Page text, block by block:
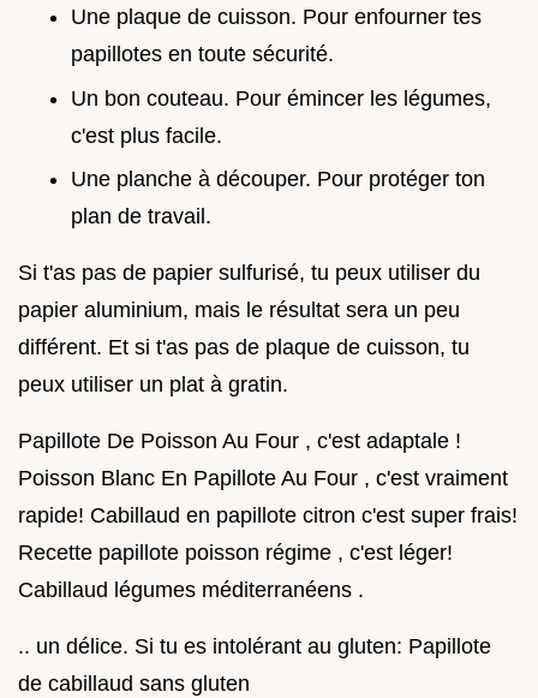
Une plaque de cuisson. Pour enfourner tes
papillotes en toute sécurité.
Un bon couteau. Pour émincer les légumes,
c'est plus facile.
Une planche à découper. Pour protéger ton
plan de travail.
Si t'as pas de papier sulfurisé, tu peux utiliser du
papier aluminium, mais le résultat sera un peu
différent. Et si t'as pas de plaque de cuisson, tu
peux utiliser un plat à gratin.
Papillote De Poisson Au Four , c'est adaptale !
Poisson Blanc En Papillote Au Four , c'est vraiment
rapide! Cabillaud en papillote citron c'est super frais!
Recette papillote poisson régime , c'est léger!
Cabillaud légumes méditerranéens .
.. un délice. Si tu es intolérant au gluten: Papillote
de cabillaud sans gluten